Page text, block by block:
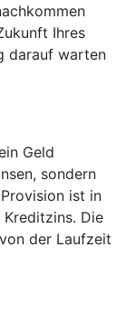
Ihres
darauf warten
Geld
sondern
ist in
Die
der Laufzeit